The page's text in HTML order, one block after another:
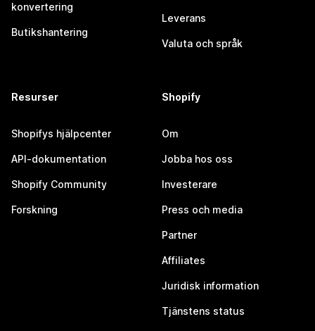
konvertering
Butikshantering
Leverans
Valuta och språk
Resurser
Shopifys hjälpcenter
API-dokumentation
Shopify Community
Forskning
Shopify
Om
Jobba hos oss
Investerare
Press och media
Partner
Affiliates
Juridisk information
Tjänstens status